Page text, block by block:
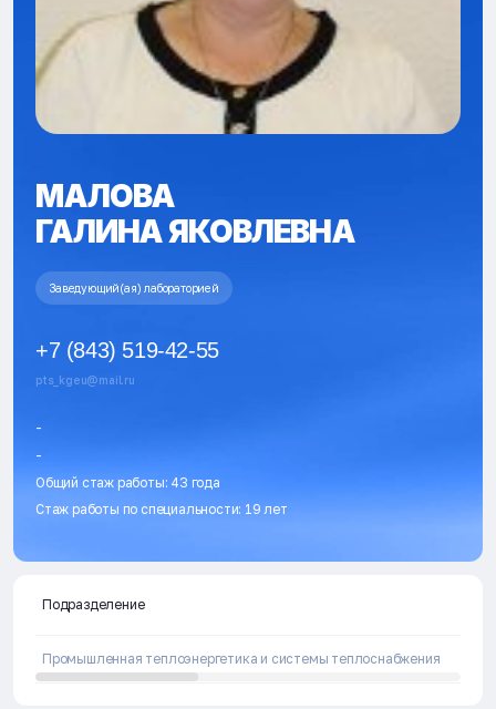
МАЛОВА
ГАЛИНА ЯКОВЛЕВНА
Заведующий(ая) лабораторией
+7 (843) 519-42-55
pts_kgeu@mail.ru
-
-
Общий стаж работы: 43 года
Стаж работы по специальности: 19 лет
Подразделение
Промышленная теплоэнергетика и системы теплоснабжения